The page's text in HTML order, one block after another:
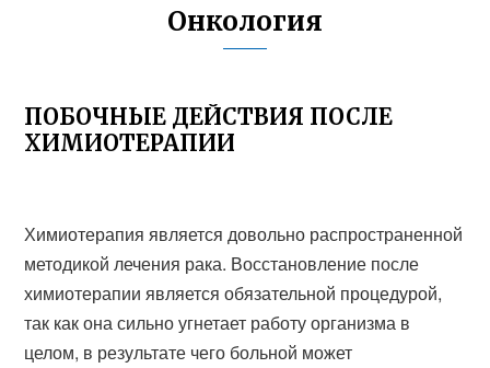
Онкология
ПОБОЧНЫЕ ДЕЙСТВИЯ ПОСЛЕ
ХИМИОТЕРАПИИ
Химиотерапия является довольно распространенной
методикой лечения рака. Восстановление после
химиотерапии является обязательной процедурой,
так как она сильно угнетает работу организма в
целом, в результате чего больной может